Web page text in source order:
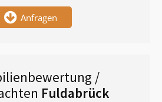
Anfragen
/
Fuldabrück